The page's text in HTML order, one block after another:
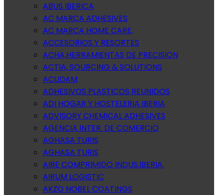
ABUS IBERICA
AC MARCA ADHESIVES
AC MARCA HOME CARE,
ACCESORIOS Y RESORTES
ACHA,HERRAMIENTAS DE PRECISION
ACTIA, SOURCING & SOLUTIONS
ACUDAM
ADHESIVOS PLASTICOS REUNIDOS
ADI HOGAR Y HOSTELERIA IBERIA
ADVISORY CHEMICAL ADHESIVES
AGENCIA INTER. DE COMERCIO
AGHASA TURIS
AGHASA TURIS
AIRE COMPRIMIDO INDUS.IBERIA.
AIRUM LOGISTIC
AKZO NOBEL COATINGS